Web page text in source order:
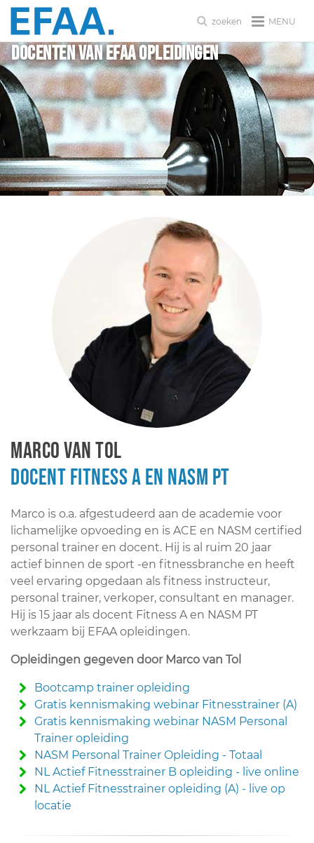
MENU
zoeken
Docenten van EFAA Opleidingen
Marco van Tol
Docent Fitness A en NASM PT
Marco is o.a. afgestudeerd aan de academie voor
lichamelijke opvoeding en is ACE en NASM certified
personal trainer en docent. Hij is al ruim 20 jaar
actief binnen de sport -en fitnessbranche en heeft
veel ervaring opgedaan als fitness instructeur,
personal trainer, verkoper, consultant en manager.
Hij is 15 jaar als docent Fitness A en NASM PT
werkzaam bij EFAA opleidingen.
Opleidingen gegeven door Marco van Tol
Bootcamp trainer opleiding
Gratis kennismaking webinar Fitnesstrainer (A)
Gratis kennismaking webinar NASM Personal
Trainer opleiding
NASM Personal Trainer Opleiding - Totaal
NL Actief Fitnesstrainer B opleiding - live online
NL Actief Fitnesstrainer opleiding (A) - live op
locatie